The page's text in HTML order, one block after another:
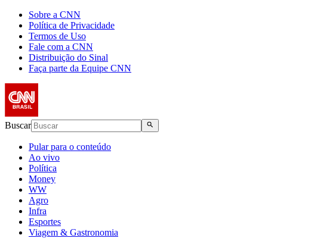
Sobre a CNN
Política de Privacidade
Termos de Uso
Fale com a CNN
Distribuição do Sinal
Faça parte da Equipe CNN
Buscar
Pular para o conteúdo
Ao vivo
Política
Money
WW
Agro
Infra
Esportes
Viagem & Gastronomia